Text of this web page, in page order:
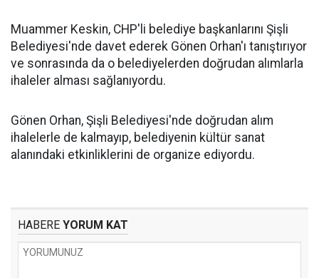
Muammer Keskin, CHP'li belediye başkanlarını Şişli
Belediyesi'nde davet ederek Gönen Orhan'ı tanıştırıyor
ve sonrasında da o belediyelerden doğrudan alımlarla
ihaleler alması sağlanıyordu.
Gönen Orhan, Şişli Belediyesi'nde doğrudan alım
ihalelerle de kalmayıp, belediyenin kültür sanat
alanındaki etkinliklerini de organize ediyordu.
HABERE YORUM KAT